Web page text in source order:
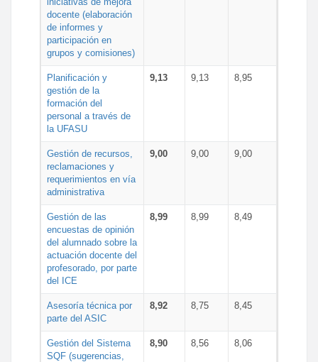
docente (elaboración
de informes y
participación en
grupos y comisiones)
Planificación y
gestión de la
formación del
personal a través de
la UFASU
9,13 9,13 8,95
Gestión de recursos,
reclamaciones y
requerimientos en vía
administrativa
9,00 9,00 9,00
Gestión de las
encuestas de opinión
del alumnado sobre la
actuación docente del
profesorado, por parte
del ICE
8,99 8,99 8,49
Asesoría técnica por
parte del ASIC
8,92 8,75 8,45
Gestión del Sistema
SQF (sugerencias,
8,90 8,56 8,06